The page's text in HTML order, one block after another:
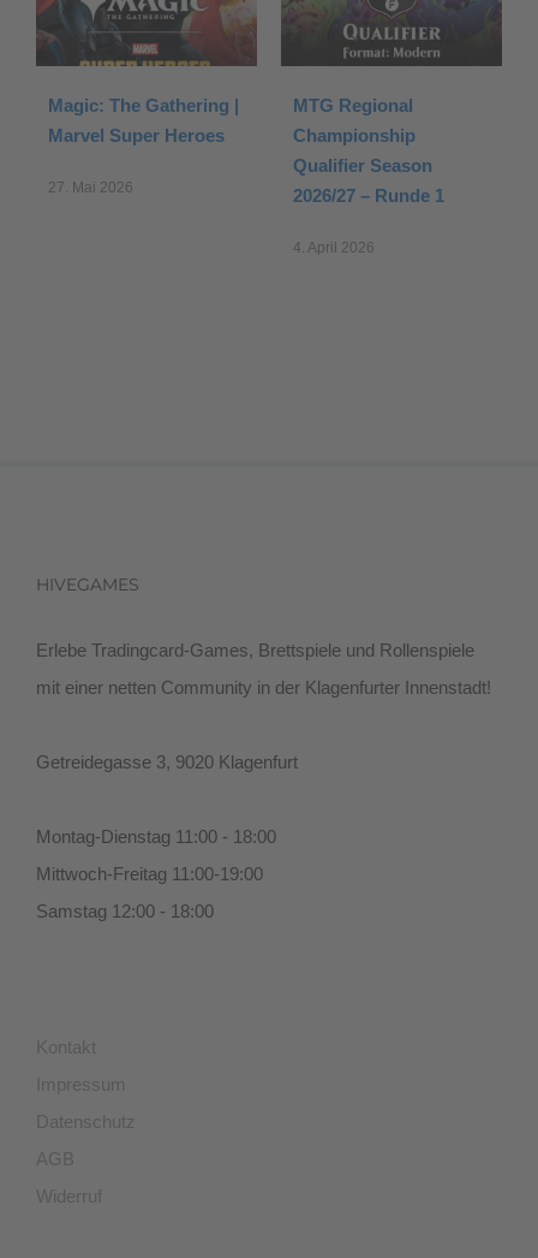
Magic: The Gathering |
Marvel Super Heroes
27. Mai 2026
MTG Regional
Championship
Qualifier Season
2026/27 – Runde 1
4. April 2026
HIVEGAMES
Erlebe Tradingcard-Games, Brettspiele und Rollenspiele
mit einer netten Community in der Klagenfurter Innenstadt!
Getreidegasse 3, 9020 Klagenfurt
Montag-Dienstag 11:00 - 18:00
Mittwoch-Freitag 11:00-19:00
Samstag 12:00 - 18:00
Kontakt
Impressum
Datenschutz
AGB
Widerruf